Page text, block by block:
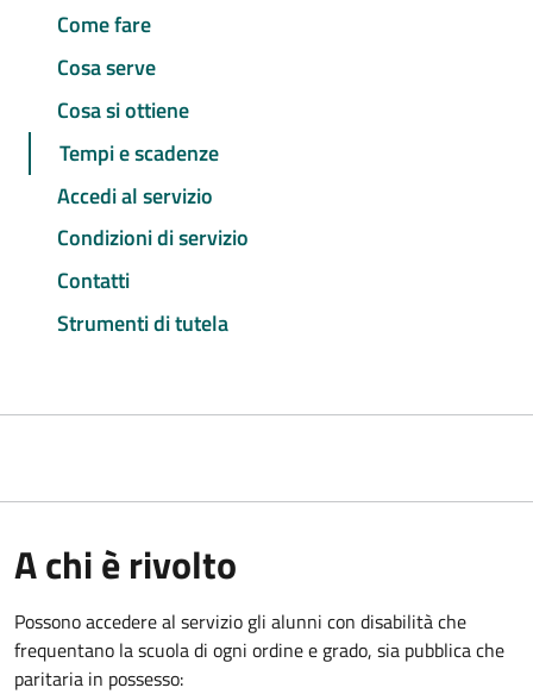
Come fare
Cosa serve
Cosa si ottiene
Tempi e scadenze
Accedi al servizio
Condizioni di servizio
Contatti
Strumenti di tutela
A chi è rivolto
Possono accedere al servizio gli alunni con disabilità che
frequentano la scuola di ogni ordine e grado, sia pubblica che
paritaria in possesso: